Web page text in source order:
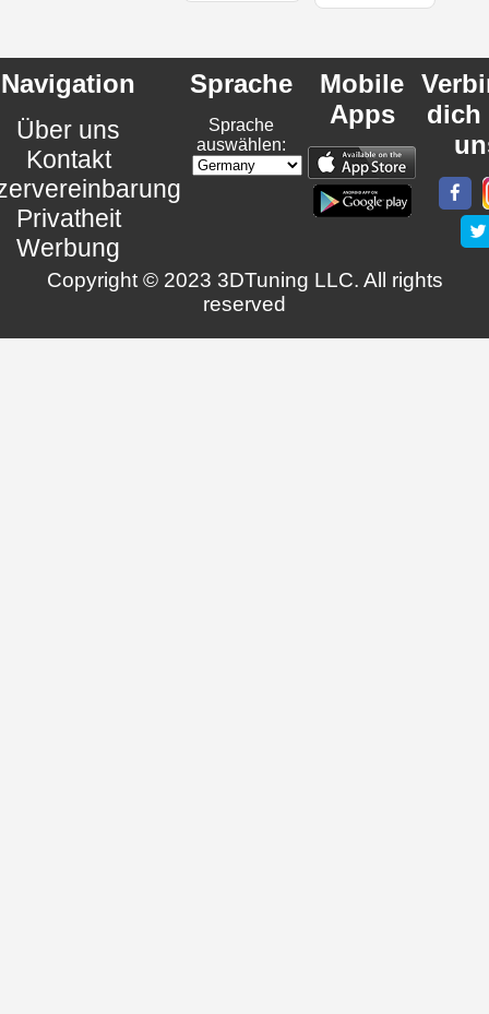
Navigation
Über uns
Kontakt
Privatheit
Werbung
Sprache
Sprache
auswählen:
Mobile
Apps
dich
Copyright © 2023 3DTuning LLC. All rights
reserved